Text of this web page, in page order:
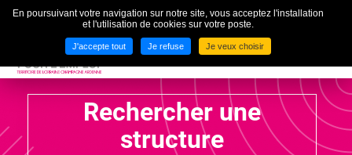
En poursuivant votre navigation sur notre site, vous acceptez l'installation
et l'utilisation de cookies sur votre poste.
J'accepte tout Je refuse Je veux choisir
Rechercher une
structure